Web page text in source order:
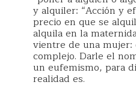
y alquiler: “Acción y
precio en que se
alquila en la
vientre de una
complejo. Darle el
un eufemismo, para
realidad es.